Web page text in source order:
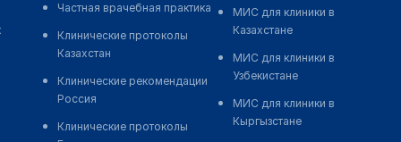
Частная врачебная практика
Клинические протоколы
Казахстан
Клинические рекомендации
Россия
Клинические протоколы
МИС для клиники в
Казахстане
МИС для клиники в
Узбекистане
МИС для клиники в
Кыргызстане